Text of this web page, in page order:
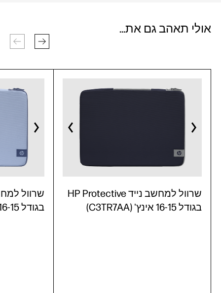
אולי תאהב גם את...
בגודל 16-15 אינץ' (C3TR6AA)
שרוול למחשב נייד HP Protective
בגודל 16-15 אינץ' (C3TR7AA)